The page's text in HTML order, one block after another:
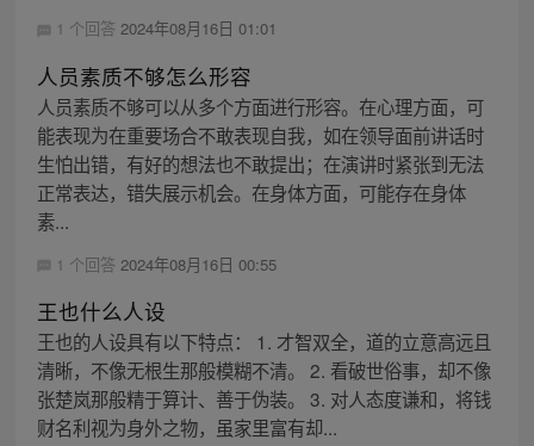
1 个回答 2024年08月16日 01:01
人员素质不够怎么形容
人员素质不够可以从多个方面进行形容。在心理方面，可
能表现为在重要场合不敢表现自我，如在领导面前讲话时
生怕出错，有好的想法也不敢提出；在演讲时紧张到无法
正常表达，错失展示机会。在身体方面，可能存在身体
素...
1 个回答 2024年08月16日 00:55
王也什么人设
王也的人设具有以下特点： 1. 才智双全，道的立意高远且
清晰，不像无根生那般模糊不清。 2. 看破世俗事，却不像
张楚岚那般精于算计、善于伪装。 3. 对人态度谦和，将钱
财名利视为身外之物，虽家里富有却...